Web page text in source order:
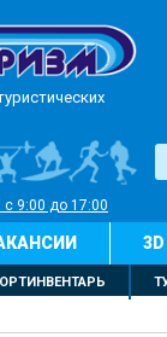
9:00 до 17:00